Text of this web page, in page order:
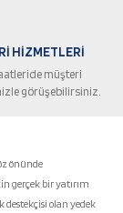
HİZMETLERİ
müşteri
görüşebilirsiniz.
önünde
gerçek bir yatırım
olan yedek